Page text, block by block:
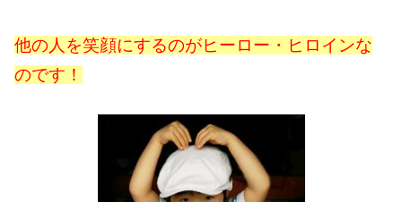
他の人を笑顔にするのがヒーロー・ヒロインな
のです！